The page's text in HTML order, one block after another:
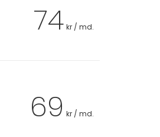
74 kr / md.
69 kr / md.